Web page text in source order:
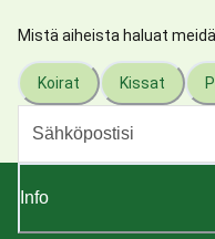
Mistä aiheista haluat
Koirat Kissat
Info